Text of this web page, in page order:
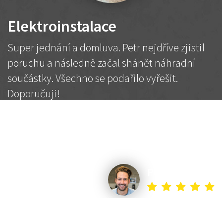
Elektroinstalace
Super jednání a domluva. Petr nejdříve zjistil
poruchu a následně začal shánět náhradní
součástky. Všechno se podařilo vyřešit.
Doporučuji!